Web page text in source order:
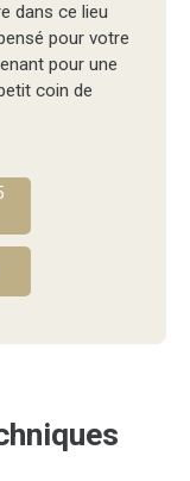
dans ce lieu
pour votre
pour une
coin de